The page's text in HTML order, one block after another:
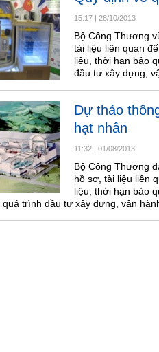
15:17 | 28/10/2013
Bộ Công Thương
tài liệu liên quan
liệu, thời hạn bảo
đầu tư xây dựng,
Dự thảo
hạt nhân
11:32 01/08/2013
Bộ Công Thương
hồ sơ, tài liệu liên
liệu, thời hạn bảo
quá trình đầu tư xây dựng, vận